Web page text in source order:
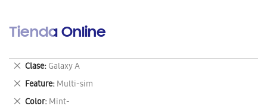
Tienda Online
Clase Galaxy A
Eliminar
este
artículo
Feature Multi-sim
Eliminar
este
Color Mint-
Eliminar